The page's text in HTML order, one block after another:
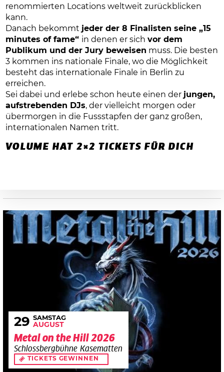
renommierten Locations weltweit zurückblicken
kann.
Danach bekommt jeder der 8 Finalisten seine „15
minutes of fame“ in denen er sichvor dem
Publikum und der Jury beweisen muss. Die besten
3 kommen ins nationale Finale, wo die Möglichkeit
besteht das internationale Finale in Berlin zu
erreichen.
Sei dabei und erlebe schon heute einen der jungen,
aufstrebenden DJs, der vielleicht morgen oder
übermorgen in die Fussstapfen der ganz großen,
internationalen Namen tritt.
VOLUME HAT 2×2 TICKETS FÜR DICH
29 SAMSTAG
AUGUST
Metal on the Hill 2026
Schlossbergbühne Kasematten
TICKETS GEWINNEN